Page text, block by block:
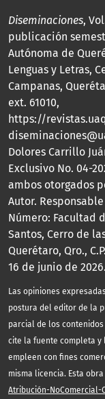
Diseminaciones,
publicación
Autónoma de
Lenguas y Letras,
Campanas,
ext. 61010,
https://
Dolores Carrillo
Exclusivo No. 04-
ambos otorgados
Autor.
Número: Facultad
Santos, Cerro de
Querétaro, Qro.,
16 de junio de 2026.
Las opiniones
postura del editor de la
parcial de los
cite la fuente completa y
empleen con fines
misma licencia. Esta
Atribución-NoComercial-